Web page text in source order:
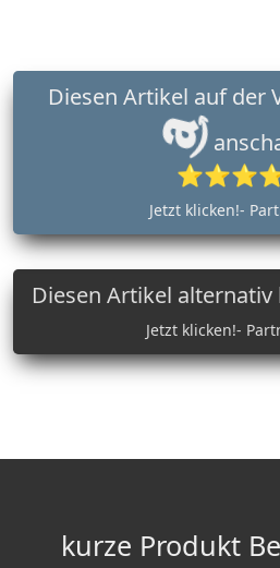
Jetzt klicken!-
Diesen Artikel alternativ
Jetzt klicken!-
kurze Produkt